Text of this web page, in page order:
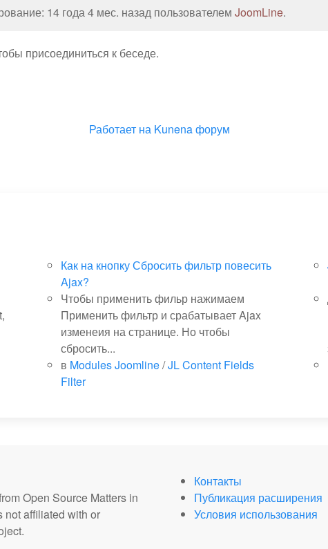
14 года 4 мес. назад пользователемJoomLine.
присоединиться к беседе.
Работает на Kunena форум
Как на кнопку Сбросить фильтр повесить
Ajax?
Чтобы применить фильр нажимаем
Применить фильтр и срабатывает Ajax
изменеия на странице. Но чтобы
сбросить...
в Modules Joomline/JL Content Fields
Filter
Open Source Matters in
not affiliated with or
Контакты
Публикация расширения
Условия использования